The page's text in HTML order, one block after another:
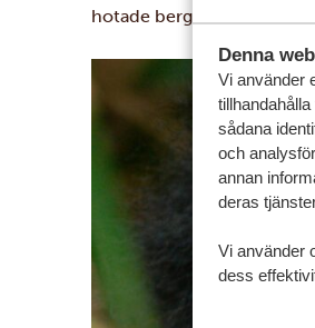
Denna
Vi använder
sådana
och
annan
deras
Vi använder
dess
hotade bergsgorillan.